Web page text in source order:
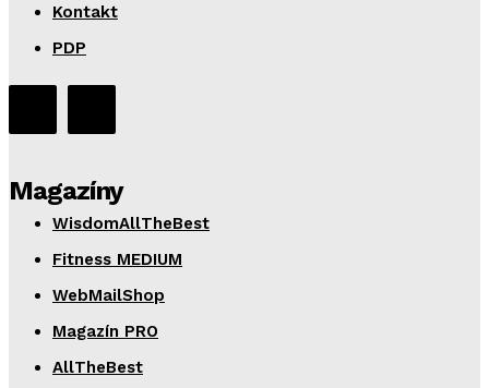
Kontakt
PDP
Magazíny
WisdomAllTheBest
Fitness MEDIUM
WebMailShop
Magazín PRO
AllTheBest